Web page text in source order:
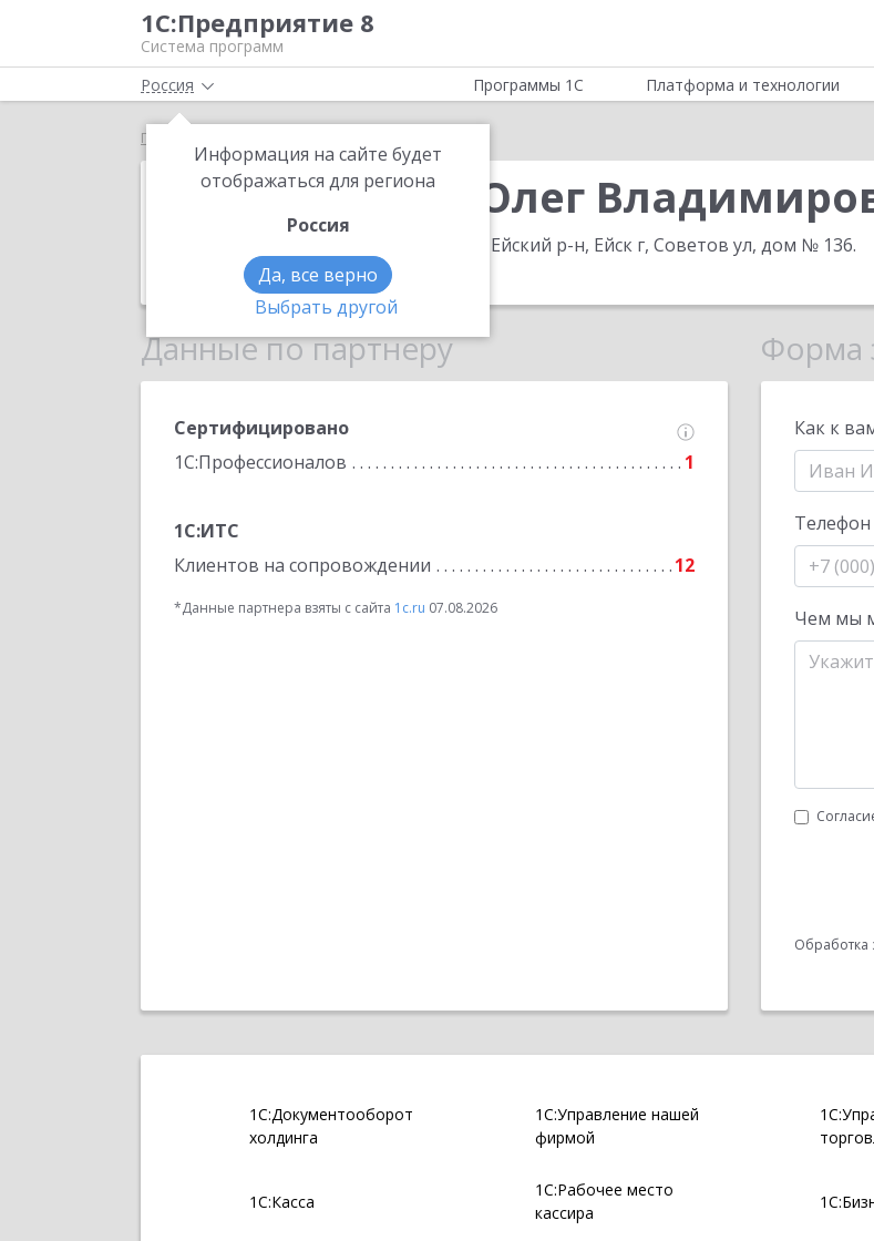
1С:Предприятие 8
Система программ
Россия
Информация на сайте будет
отображаться для региона
Россия
Да, все верно
Выбрать другой
Программы 1С Платформа и технологии
Главная
ИП Скурихин Олег
353680, Краснодарский край, Ейский р-н, Ейск г, Советов ул, дом № 136.
Телефон: (86132) 5-3443
Данные по партнеру
Сертифицировано
1С:Профессионалов
1
1С:ИТС
Клиентов на сопровождении
12
*Данные партнера взяты с сайта 1c.ru 07.08.2026
Форма
Как к
Телефон
Чем мы
Обработка
1С:Документооборот
холдинга
1С:Управление нашей
фирмой
1С:Касса
1С:Рабочее место
кассира